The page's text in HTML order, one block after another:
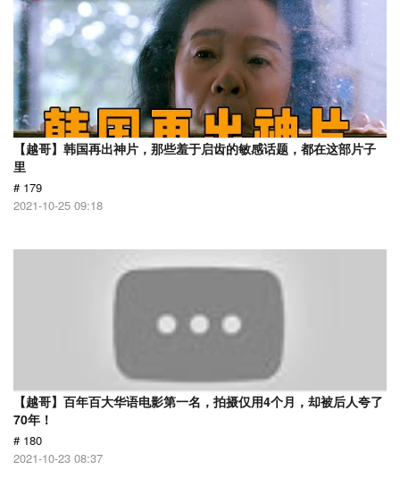
【越哥】韩国再出神片，那些羞于启齿的敏感话题，都在这部片子
里
# 179
2021-10-25 09:18
【越哥】百年百大华语电影第一名，拍摄仅用4个月，却被后人夸了
70年！
# 180
2021-10-23 08:37